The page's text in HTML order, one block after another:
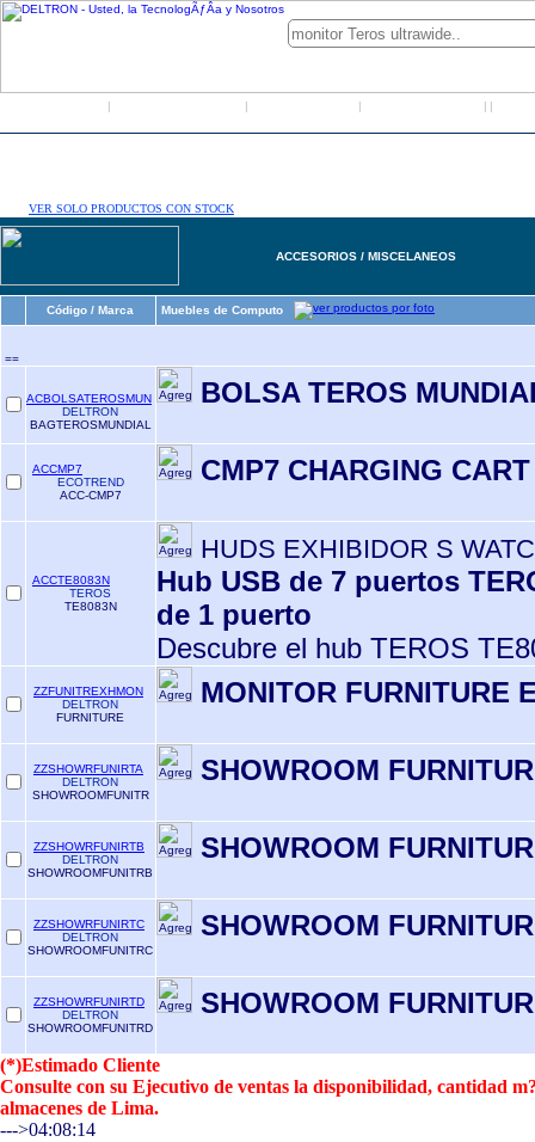
| | | | |
VER SOLO PRODUCTOS CON STOCK
ACCESORIOS / MISCELANEOS
Código / Marca Muebles de Computo
==
ACBOLSATEROSMUN
DELTRON
BAGTEROSMUNDIAL
BOLSA TEROS
ACCMP7
ECOTREND
ACC-CMP7
CMP7 CHARGING
ACCTE8083N
TEROS
TE8083N
HUDS EXHIBIDOR S
Hub USB de 7 puertos
de 1 puerto
Descubre el hub TEROS
ZZFUNITREXHMON
DELTRON
FURNITURE
MONITOR FURNITURE
ZZSHOWRFUNIRTA
DELTRON
SHOWROOMFUNITR
SHOWROOM
ZZSHOWRFUNIRTB
DELTRON
SHOWROOMFUNITRB
SHOWROOM
ZZSHOWRFUNIRTC
DELTRON
SHOWROOMFUNITRC
SHOWROOM
ZZSHOWRFUNIRTD
DELTRON
SHOWROOMFUNITRD
SHOWROOM
(*)Estimado Cliente
Consulte con su Ejecutivo de ventas la disponibilidad, cantidad
almacenes de Lima.
--->04:08:14